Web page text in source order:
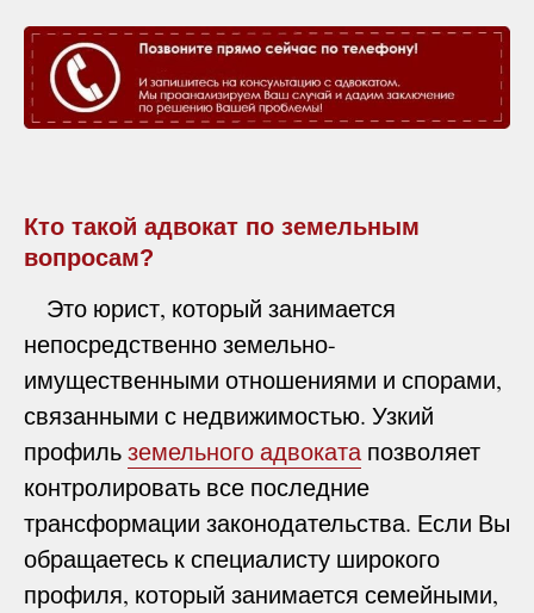
Кто такой адвокат по земельным
вопросам?
Это юрист, который занимается
непосредственно земельно-
имущественными отношениями и спорами,
связанными с недвижимостью. Узкий
профильземельного адвокатапозволяет
контролировать все последние
трансформации законодательства. Если Вы
обращаетесь к специалисту широкого
профиля, который занимается семейными,